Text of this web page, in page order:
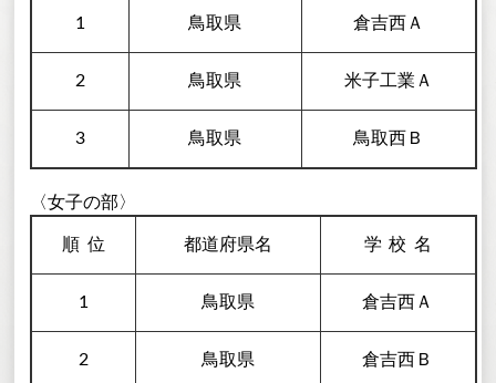
1 鳥取県 倉吉西Ａ
2 鳥取県 米子工業Ａ
3 鳥取県 鳥取西Ｂ
〈女子の部〉
順 位 都道府県名 学校 名
1 鳥取県 倉吉西Ａ
2 鳥取県 倉吉西Ｂ